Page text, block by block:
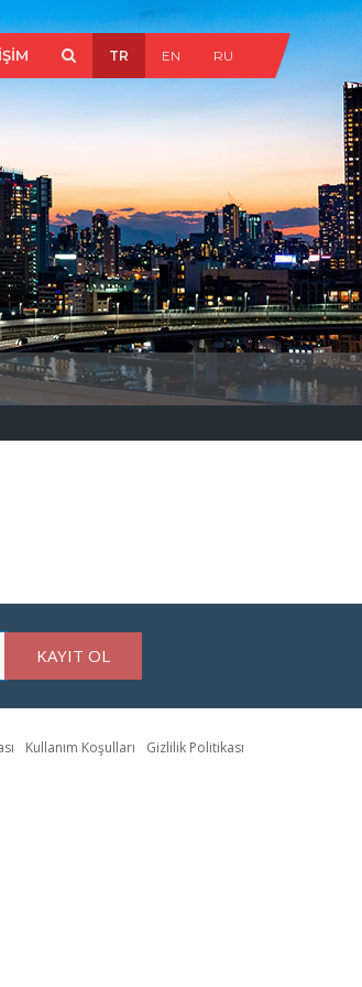
TR EN RU
KAYIT OL
Kullanım Koşulları Gizlilik Politikası